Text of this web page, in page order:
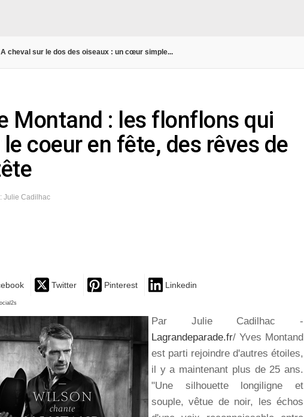
A cheval sur le dos des oiseaux : un cœur simple...
Montand : les flonflons qui
coeur en fête, des rêves de
Julie Cadilhac
Twitter Pinterest Linkedin
Par Julie Cadilhac -
Lagrandeparade.fr/ Yves Montand
est parti rejoindre d'autres étoiles,
il y a maintenant plus de 25 ans.
"Une silhouette longiligne et
souple, vêtue de noir, les échos